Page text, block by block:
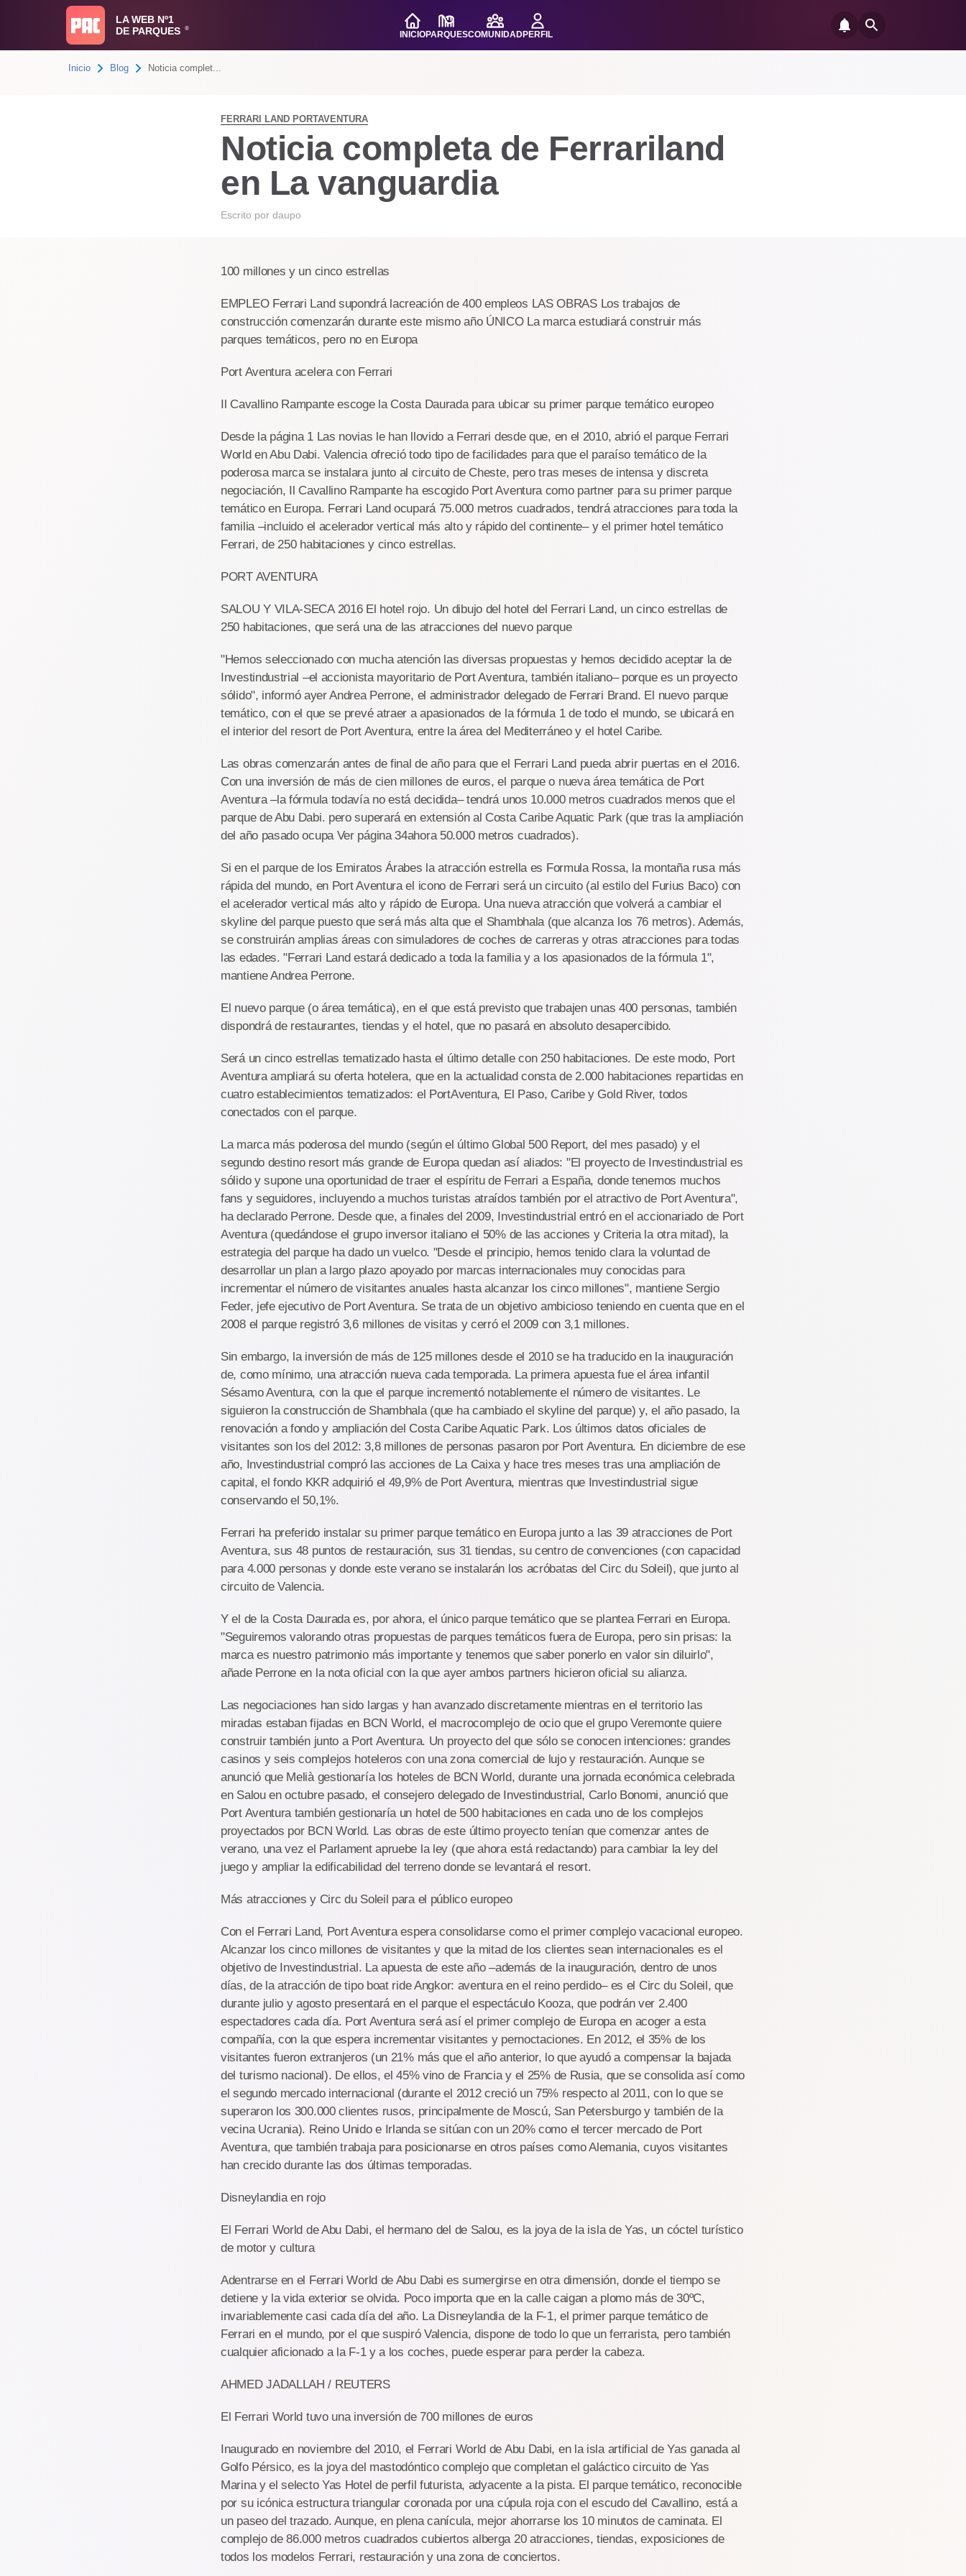
LA WEB Nº1
DE PARQUES
®
INICIOPARQUESCOMUNIDADPERFIL
Inicio Blog Noticia complet...
FERRARI LAND PORTAVENTURA
Noticia completa de Ferrariland
en La vanguardia
Escrito por daupo
100 millones y un cinco estrellas
EMPLEO Ferrari Land supondrá lacreación de 400 empleos LAS OBRAS Los trabajos de
construcción comenzarán durante este mismo año ÚNICO La marca estudiará construir más
parques temáticos, pero no en Europa
Port Aventura acelera con Ferrari
Il Cavallino Rampante escoge la Costa Daurada para ubicar su primer parque temático europeo
Desde la página 1 Las novias le han llovido a Ferrari desde que, en el 2010, abrió el parque Ferrari
World en Abu Dabi. Valencia ofreció todo tipo de facilidades para que el paraíso temático de la
poderosa marca se instalara junto al circuito de Cheste, pero tras meses de intensa y discreta
negociación, Il Cavallino Rampante ha escogido Port Aventura como partner para su primer parque
temático en Europa. Ferrari Land ocupará 75.000 metros cuadrados, tendrá atracciones para toda la
familia –incluido el acelerador vertical más alto y rápido del continente– y el primer hotel temático
Ferrari, de 250 habitaciones y cinco estrellas.
PORT AVENTURA
SALOU Y VILA-SECA 2016 El hotel rojo. Un dibujo del hotel del Ferrari Land, un cinco estrellas de
250 habitaciones, que será una de las atracciones del nuevo parque
"Hemos seleccionado con mucha atención las diversas propuestas y hemos decidido aceptar la de
Investindustrial –el accionista mayoritario de Port Aventura, también italiano– porque es un proyecto
sólido", informó ayer Andrea Perrone, el administrador delegado de Ferrari Brand. El nuevo parque
temático, con el que se prevé atraer a apasionados de la fórmula 1 de todo el mundo, se ubicará en
el interior del resort de Port Aventura, entre la área del Mediterráneo y el hotel Caribe.
Las obras comenzarán antes de final de año para que el Ferrari Land pueda abrir puertas en el 2016.
Con una inversión de más de cien millones de euros, el parque o nueva área temática de Port
Aventura –la fórmula todavía no está decidida– tendrá unos 10.000 metros cuadrados menos que el
parque de Abu Dabi. pero superará en extensión al Costa Caribe Aquatic Park (que tras la ampliación
del año pasado ocupa Ver página 34ahora 50.000 metros cuadrados).
Si en el parque de los Emiratos Árabes la atracción estrella es Formula Rossa, la montaña rusa más
rápida del mundo, en Port Aventura el icono de Ferrari será un circuito (al estilo del Furius Baco) con
el acelerador vertical más alto y rápido de Europa. Una nueva atracción que volverá a cambiar el
skyline del parque puesto que será más alta que el Shambhala (que alcanza los 76 metros). Además,
se construirán amplias áreas con simuladores de coches de carreras y otras atracciones para todas
las edades. "Ferrari Land estará dedicado a toda la familia y a los apasionados de la fórmula 1",
mantiene Andrea Perrone.
El nuevo parque (o área temática), en el que está previsto que trabajen unas 400 personas, también
dispondrá de restaurantes, tiendas y el hotel, que no pasará en absoluto desapercibido.
Será un cinco estrellas tematizado hasta el último detalle con 250 habitaciones. De este modo, Port
Aventura ampliará su oferta hotelera, que en la actualidad consta de 2.000 habitaciones repartidas en
cuatro establecimientos tematizados: el PortAventura, El Paso, Caribe y Gold River, todos
conectados con el parque.
La marca más poderosa del mundo (según el último Global 500 Report, del mes pasado) y el
segundo destino resort más grande de Europa quedan así aliados: "El proyecto de Investindustrial es
sólido y supone una oportunidad de traer el espíritu de Ferrari a España, donde tenemos muchos
fans y seguidores, incluyendo a muchos turistas atraídos también por el atractivo de Port Aventura",
ha declarado Perrone. Desde que, a finales del 2009, Investindustrial entró en el accionariado de Port
Aventura (quedándose el grupo inversor italiano el 50% de las acciones y Criteria la otra mitad), la
estrategia del parque ha dado un vuelco. "Desde el principio, hemos tenido clara la voluntad de
desarrollar un plan a largo plazo apoyado por marcas internacionales muy conocidas para
incrementar el número de visitantes anuales hasta alcanzar los cinco millones", mantiene Sergio
Feder, jefe ejecutivo de Port Aventura. Se trata de un objetivo ambicioso teniendo en cuenta que en el
2008 el parque registró 3,6 millones de visitas y cerró el 2009 con 3,1 millones.
Sin embargo, la inversión de más de 125 millones desde el 2010 se ha traducido en la inauguración
de, como mínimo, una atracción nueva cada temporada. La primera apuesta fue el área infantil
Sésamo Aventura, con la que el parque incrementó notablemente el número de visitantes. Le
siguieron la construcción de Shambhala (que ha cambiado el skyline del parque) y, el año pasado, la
renovación a fondo y ampliación del Costa Caribe Aquatic Park. Los últimos datos oficiales de
visitantes son los del 2012: 3,8 millones de personas pasaron por Port Aventura. En diciembre de ese
año, Investindustrial compró las acciones de La Caixa y hace tres meses tras una ampliación de
capital, el fondo KKR adquirió el 49,9% de Port Aventura, mientras que Investindustrial sigue
conservando el 50,1%.
Ferrari ha preferido instalar su primer parque temático en Europa junto a las 39 atracciones de Port
Aventura, sus 48 puntos de restauración, sus 31 tiendas, su centro de convenciones (con capacidad
para 4.000 personas y donde este verano se instalarán los acróbatas del Circ du Soleil), que junto al
circuito de Valencia.
Y el de la Costa Daurada es, por ahora, el único parque temático que se plantea Ferrari en Europa.
"Seguiremos valorando otras propuestas de parques temáticos fuera de Europa, pero sin prisas: la
marca es nuestro patrimonio más importante y tenemos que saber ponerlo en valor sin diluirlo",
añade Perrone en la nota oficial con la que ayer ambos partners hicieron oficial su alianza.
Las negociaciones han sido largas y han avanzado discretamente mientras en el territorio las
miradas estaban fijadas en BCN World, el macrocomplejo de ocio que el grupo Veremonte quiere
construir también junto a Port Aventura. Un proyecto del que sólo se conocen intenciones: grandes
casinos y seis complejos hoteleros con una zona comercial de lujo y restauración. Aunque se
anunció que Melià gestionaría los hoteles de BCN World, durante una jornada económica celebrada
en Salou en octubre pasado, el consejero delegado de Investindustrial, Carlo Bonomi, anunció que
Port Aventura también gestionaría un hotel de 500 habitaciones en cada uno de los complejos
proyectados por BCN World. Las obras de este último proyecto tenían que comenzar antes de
verano, una vez el Parlament apruebe la ley (que ahora está redactando) para cambiar la ley del
juego y ampliar la edificabilidad del terreno donde se levantará el resort.
Más atracciones y Circ du Soleil para el público europeo
Con el Ferrari Land, Port Aventura espera consolidarse como el primer complejo vacacional europeo.
Alcanzar los cinco millones de visitantes y que la mitad de los clientes sean internacionales es el
objetivo de Investindustrial. La apuesta de este año –además de la inauguración, dentro de unos
días, de la atracción de tipo boat ride Angkor: aventura en el reino perdido– es el Circ du Soleil, que
durante julio y agosto presentará en el parque el espectáculo Kooza, que podrán ver 2.400
espectadores cada día. Port Aventura será así el primer complejo de Europa en acoger a esta
compañía, con la que espera incrementar visitantes y pernoctaciones. En 2012, el 35% de los
visitantes fueron extranjeros (un 21% más que el año anterior, lo que ayudó a compensar la bajada
del turismo nacional). De ellos, el 45% vino de Francia y el 25% de Rusia, que se consolida así como
el segundo mercado internacional (durante el 2012 creció un 75% respecto al 2011, con lo que se
superaron los 300.000 clientes rusos, principalmente de Moscú, San Petersburgo y también de la
vecina Ucrania). Reino Unido e Irlanda se sitúan con un 20% como el tercer mercado de Port
Aventura, que también trabaja para posicionarse en otros países como Alemania, cuyos visitantes
han crecido durante las dos últimas temporadas.
Disneylandia en rojo
El Ferrari World de Abu Dabi, el hermano del de Salou, es la joya de la isla de Yas, un cóctel turístico
de motor y cultura
Adentrarse en el Ferrari World de Abu Dabi es sumergirse en otra dimensión, donde el tiempo se
detiene y la vida exterior se olvida. Poco importa que en la calle caigan a plomo más de 30ºC,
invariablemente casi cada día del año. La Disneylandia de la F-1, el primer parque temático de
Ferrari en el mundo, por el que suspiró Valencia, dispone de todo lo que un ferrarista, pero también
cualquier aficionado a la F-1 y a los coches, puede esperar para perder la cabeza.
AHMED JADALLAH / REUTERS
El Ferrari World tuvo una inversión de 700 millones de euros
Inaugurado en noviembre del 2010, el Ferrari World de Abu Dabi, en la isla artificial de Yas ganada al
Golfo Pérsico, es la joya del mastodóntico complejo que completan el galáctico circuito de Yas
Marina y el selecto Yas Hotel de perfil futurista, adyacente a la pista. El parque temático, reconocible
por su icónica estructura triangular coronada por una cúpula roja con el escudo del Cavallino, está a
un paseo del trazado. Aunque, en plena canícula, mejor ahorrarse los 10 minutos de caminata. El
complejo de 86.000 metros cuadrados cubiertos alberga 20 atracciones, tiendas, exposiciones de
todos los modelos Ferrari, restauración y una zona de conciertos.